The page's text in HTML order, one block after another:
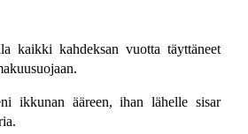
kaikki kahdeksan vuotta täyttäneet
ikkunan ääreen, ihan lähelle sisar